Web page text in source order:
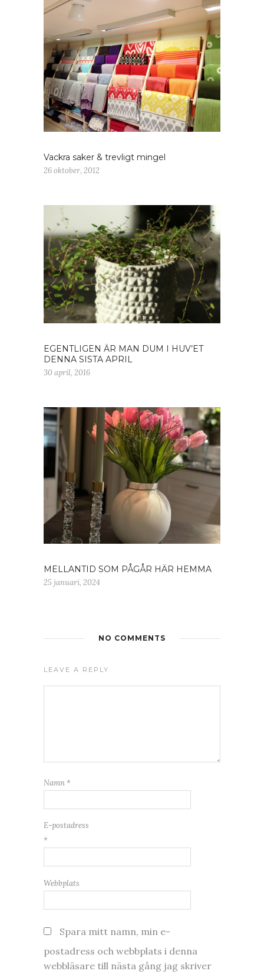
Vackra saker & trevligt mingel
26 oktober, 2012
EGENTLIGEN ÄR MAN DUM I HUV’ET
DENNA SISTA APRIL
30 april, 2016
MELLANTID SOM PÅGÅR HÄR HEMMA
25 januari, 2024
NO COMMENTS
LEAVE A REPLY
Namn *
E-postadress
*
Webbplats
Spara mitt namn, min e-
postadress och webbplats i denna
webbläsare till nästa gång jag skriver